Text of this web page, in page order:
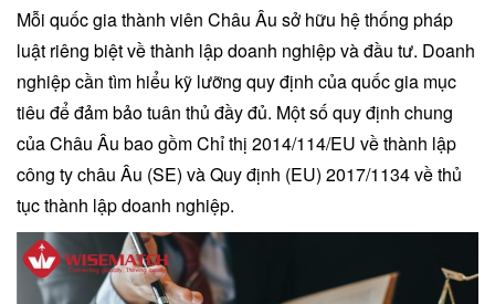
Mỗi quốc gia thành viên Châu Âu sở hữu hệ thống pháp
luật riêng biệt về thành lập doanh nghiệp và đầu tư. Doanh
nghiệp cần tìm hiểu kỹ lưỡng quy định của quốc gia mục
tiêu để đảm bảo tuân thủ đầy đủ. Một số quy định chung
của Châu Âu bao gồm Chỉ thị 2014/114/EU về thành lập
công ty châu Âu (SE) và Quy định (EU) 2017/1134 về thủ
tục thành lập doanh nghiệp.